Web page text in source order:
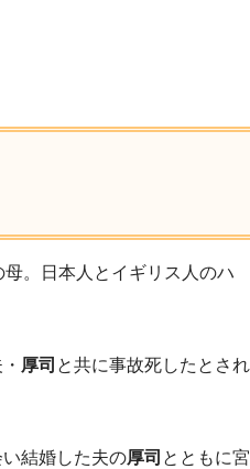
母。日本人とイギリス人のハ
厚司 と共に事故死したとされ
結婚した夫の厚司 とともに宮